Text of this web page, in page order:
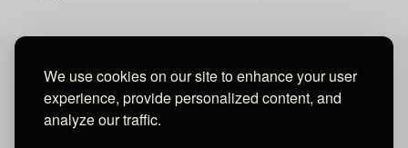
We use cookies on our site to enhance your user
experience, provide personalized content, and
analyze our traffic.
David Raudales Publishing LLC